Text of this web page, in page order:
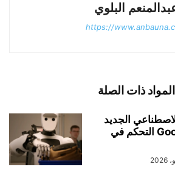
البلوي
https://
المواد ذات الصلة
الجديد
من Google DeepMind التحكم في